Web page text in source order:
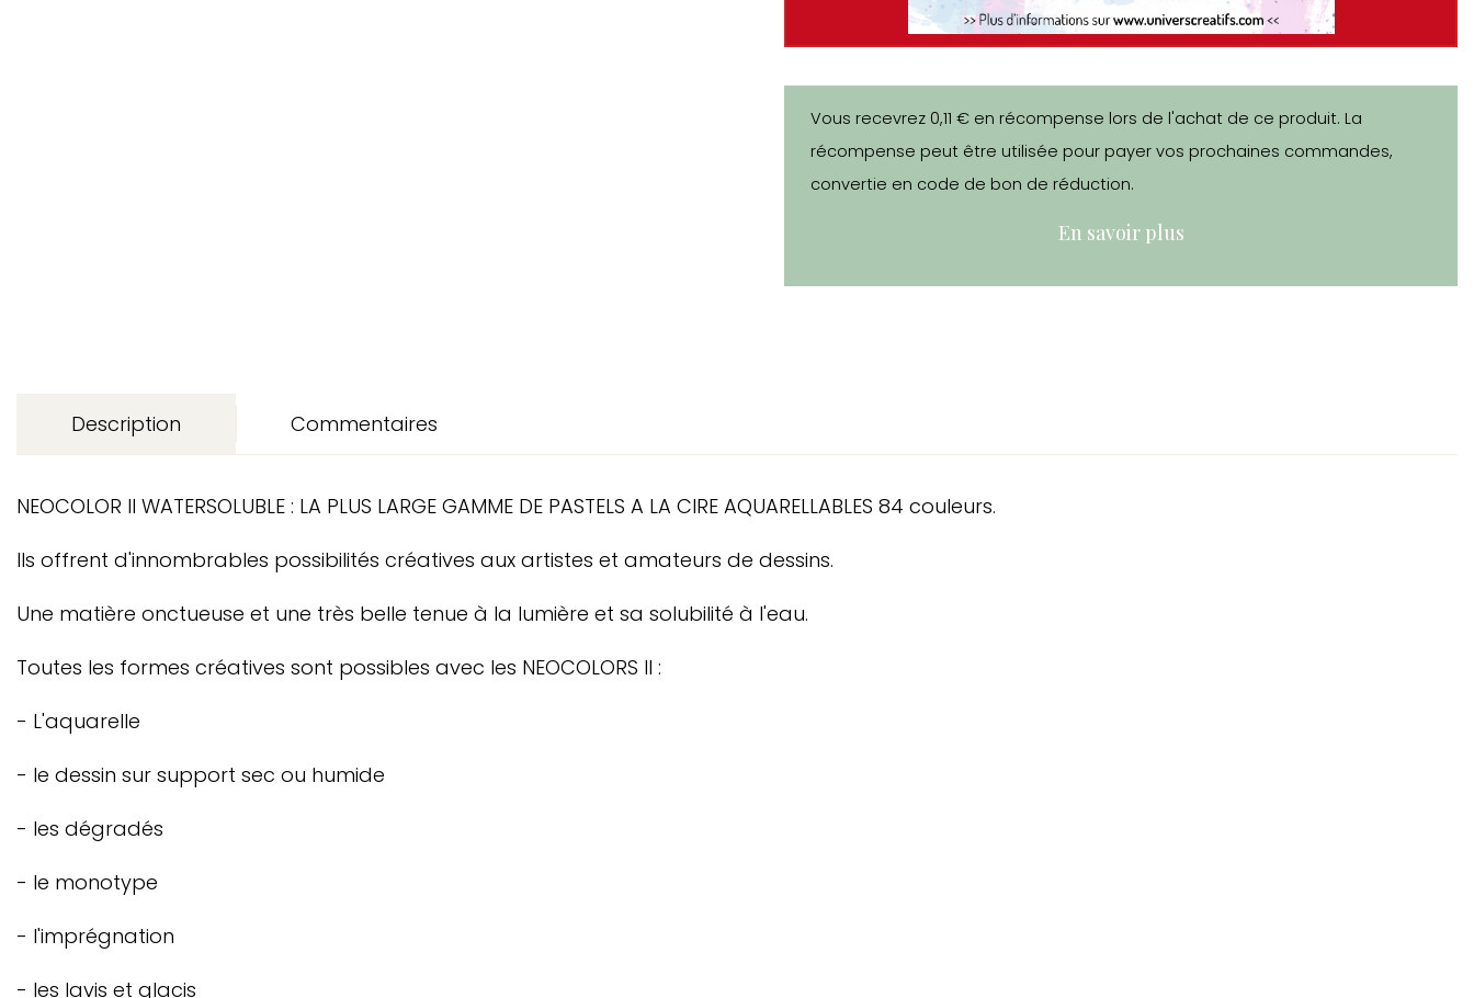
Vous recevrez 0,11 € en récompense lors de l'achat de ce produit. La
récompense peut être utilisée pour payer vos prochaines commandes,
convertie en code de bon de réduction.
En savoir plus
Description
NEOCOLOR II WATERSOLUBLE : LA PLUS LARGE GAMME DE PASTELS A LA CIRE AQUARELLABLES 84 couleurs.
Ils offrent d'innombrables possibilités créatives aux artistes et amateurs de dessins.
Une matière onctueuse et une très belle tenue à la lumière et sa solubilité à l'eau.
Toutes les formes créatives sont possibles avec les NEOCOLORS II :
- L'aquarelle
- le dessin sur support sec ou humide
- les dégradés
- le monotype
- l'imprégnation
- les lavis et glacis
Commentaires